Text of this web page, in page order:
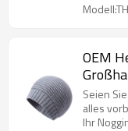
OEM
Seien
alles
Ihr